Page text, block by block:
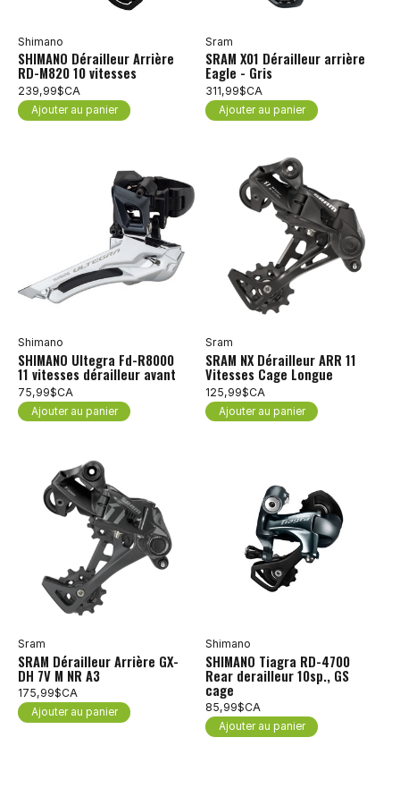
Shimano
SHIMANO Dérailleur Arrière
RD-M820 10 vitesses
239,99$CA
Ajouter au panier
Sram
SRAM X01 Dérailleur arrière
Eagle - Gris
311,99$CA
Ajouter au panier
Shimano
SHIMANO Ultegra Fd-R8000
11 vitesses dérailleur avant
75,99$CA
Ajouter au panier
Sram
SRAM NX Dérailleur ARR 11
Vitesses Cage Longue
125,99$CA
Ajouter au panier
Sram
SRAM Dérailleur Arrière GX-
DH 7V M NR A3
175,99$CA
Ajouter au panier
Shimano
SHIMANO Tiagra RD-4700
Rear derailleur 10sp., GS
cage
85,99$CA
Ajouter au panier